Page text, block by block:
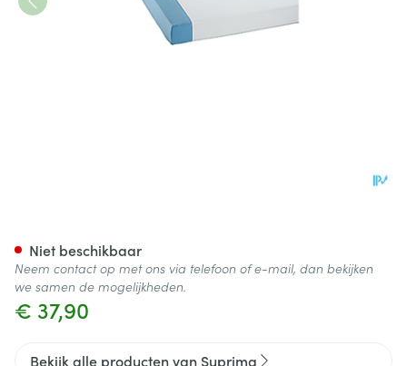
€ 37,90
Niet beschikbaar
Neem contact op met ons via telefoon of e-mail, dan bekijken
we samen de mogelijkheden.
Bekijk alle producten van Suprima